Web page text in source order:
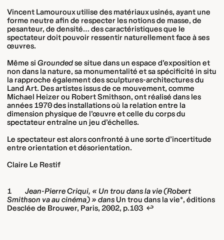
Vincent Lamouroux utilise des matériaux usinés, ayant une
forme neutre afin de respecter les notions de masse, de
pesanteur, de densité… des caractéristiques que le
spectateur doit pouvoir ressentir naturellement face à ses
œuvres.
Même siGroundedse situe dans un espace d’exposition et
non dans la nature, sa monumentalité et sa spécificité in situ
la rapproche également des sculptures-architectures du
Land Art. Des artistes issus de ce mouvement, comme
Michael Heizer ou Robert Smithson, ont réalisé dans les
années 1970 des installations où la relation entre la
dimension physique de l’œuvre et celle du corps du
spectateur entraîne un jeu d’échelles.
Le spectateur est alors confronté à une sorte d’incertitude
entre orientation et désorientation.
Claire Le Restif
Jean-Pierre Criqui, « Un trou dans la vie (Robert
Smithson va au cinéma) » dansUn trou dans la vie*, éditions
Desclée de Brouwer, Paris, 2002, p.103